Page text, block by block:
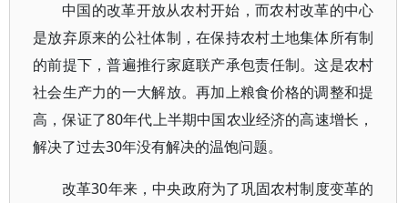
中国的改革开放从农村开始，而农村改革的中心
是放弃原来的公社体制，在保持农村土地集体所有制
的前提下，普遍推行家庭联产承包责任制。这是农村
社会生产力的一大解放。再加上粮食价格的调整和提
高，保证了80年代上半期中国农业经济的高速增长，
解决了过去30年没有解决的温饱问题。
改革30年来，中央政府为了巩固农村制度变革的